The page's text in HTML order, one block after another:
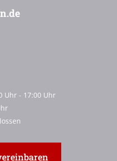
Uhr - 17:00 Uhr